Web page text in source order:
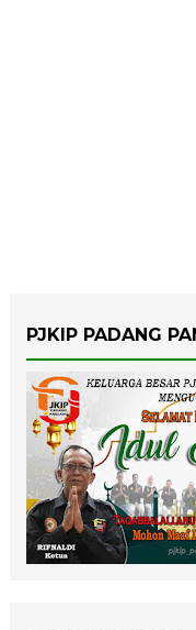
PJKIP PADANG